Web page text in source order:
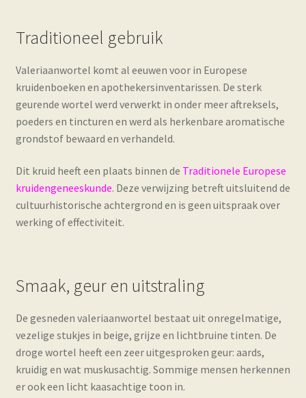
Traditioneel gebruik
Valeriaanwortel komt al eeuwen voor in Europese
kruidenboeken en apothekersinventarissen. De sterk
geurende wortel werd verwerkt in onder meer aftreksels,
poeders en tincturen en werd als herkenbare aromatische
grondstof bewaard en verhandeld.
Dit kruid heeft een plaats binnen de Traditionele Europese
kruidengeneeskunde. Deze verwijzing betreft uitsluitend de
cultuurhistorische achtergrond en is geen uitspraak over
werking of effectiviteit.
Smaak, geur en uitstraling
De gesneden valeriaanwortel bestaat uit onregelmatige,
vezelige stukjes in beige, grijze en lichtbruine tinten. De
droge wortel heeft een zeer uitgesproken geur: aards,
kruidig en wat muskusachtig. Sommige mensen herkennen
er ook een licht kaasachtige toon in.